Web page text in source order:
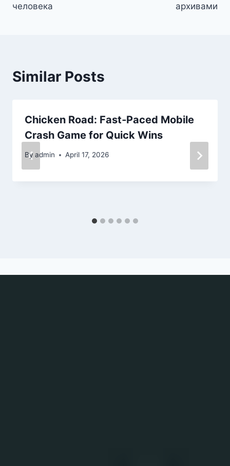
человека
архивами
Similar Posts
Chicken Road: Fast‑Paced Mobile
Crash Game for Quick Wins
By admin April 17, 2026